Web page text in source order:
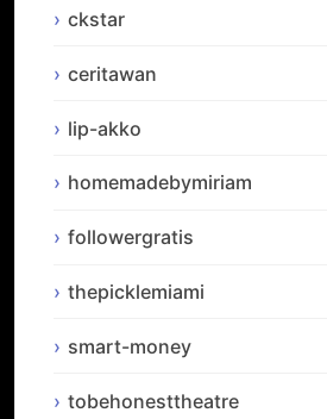
ckstar
ceritawan
lip-akko
homemadebymiriam
followergratis
thepicklemiami
smart-money
tobehonesttheatre